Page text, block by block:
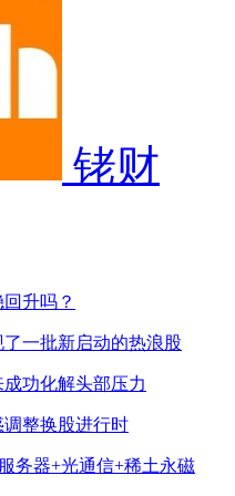
铑财
升吗？
一批新启动的热浪股
功化解头部压力
调整换股进行时
务器+光通信+稀土永磁